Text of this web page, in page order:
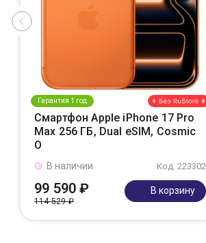
Гарантия 1 год
Смартфон Apple iPhone 17 Pro
Max 256 ГБ, Dual eSIM, Cosmic
O
Код: 223302
В наличии
99 590 ₽
114 529 ₽
В корзину